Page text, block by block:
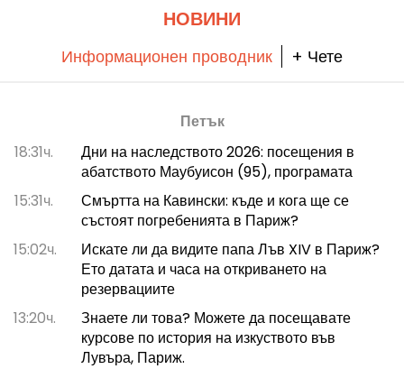
НОВИНИ
Информационен проводник + Чете
Петък
18:31ч.
Дни на наследството 2026: посещения в
абатството Маубуисон (95), програмата
15:31ч.
Смъртта на Кавински: къде и кога ще се
състоят погребенията в Париж?
15:02ч.
Искате ли да видите папа Лъв XIV в Париж?
Ето датата и часа на откриването на
резервациите
13:20ч.
Знаете ли това? Можете да посещавате
курсове по история на изкуството във
Лувъра, Париж.